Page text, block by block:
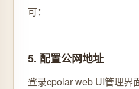
可：
5. 配置公网地址
登录cpolar web UI管理